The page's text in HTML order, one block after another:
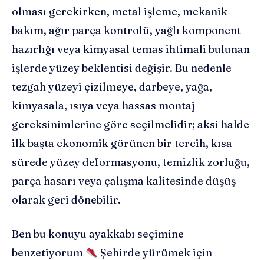
olması gerekirken, metal işleme, mekanik
bakım, ağır parça kontrolü, yağlı komponent
hazırlığı veya kimyasal temas ihtimali bulunan
işlerde yüzey beklentisi değişir. Bu nedenle
tezgah yüzeyi çizilmeye, darbeye, yağa,
kimyasala, ısıya veya hassas montaj
gereksinimlerine göre seçilmelidir; aksi halde
ilk başta ekonomik görünen bir tercih, kısa
sürede yüzey deformasyonu, temizlik zorluğu,
parça hasarı veya çalışma kalitesinde düşüş
olarak geri dönebilir.
Ben bu konuyu ayakkabı seçimine
benzetiyorum
Şehirde yürümek için